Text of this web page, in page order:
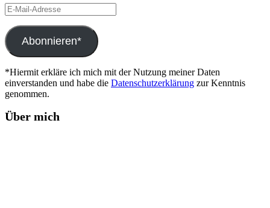
E-
Mail-
Adresse
Abonnieren*
*Hiermit erkläre ich mich mit der Nutzung meiner Daten
einverstanden und habe die Datenschutzerklärung zur Kenntnis
genommen.
Über mich